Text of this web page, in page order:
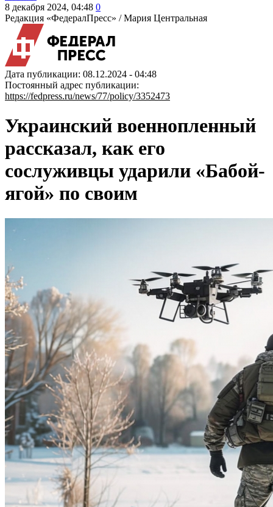
8 декабря 2024, 04:48 0
Редакция «ФедералПресс» /Мария Центральная
Дата публикации: 08.12.2024 - 04:48
Постоянный адрес публикации:
https://fedpress.ru/news/77/policy/3352473
Украинский военнопленный
рассказал, как его
сослуживцы ударили «Бабой-
ягой» по своим